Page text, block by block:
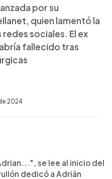
por su
quien lamentó la
sociales. El ex
fallecido tras
2024
se lee al inicio del
dedicó a Adrián